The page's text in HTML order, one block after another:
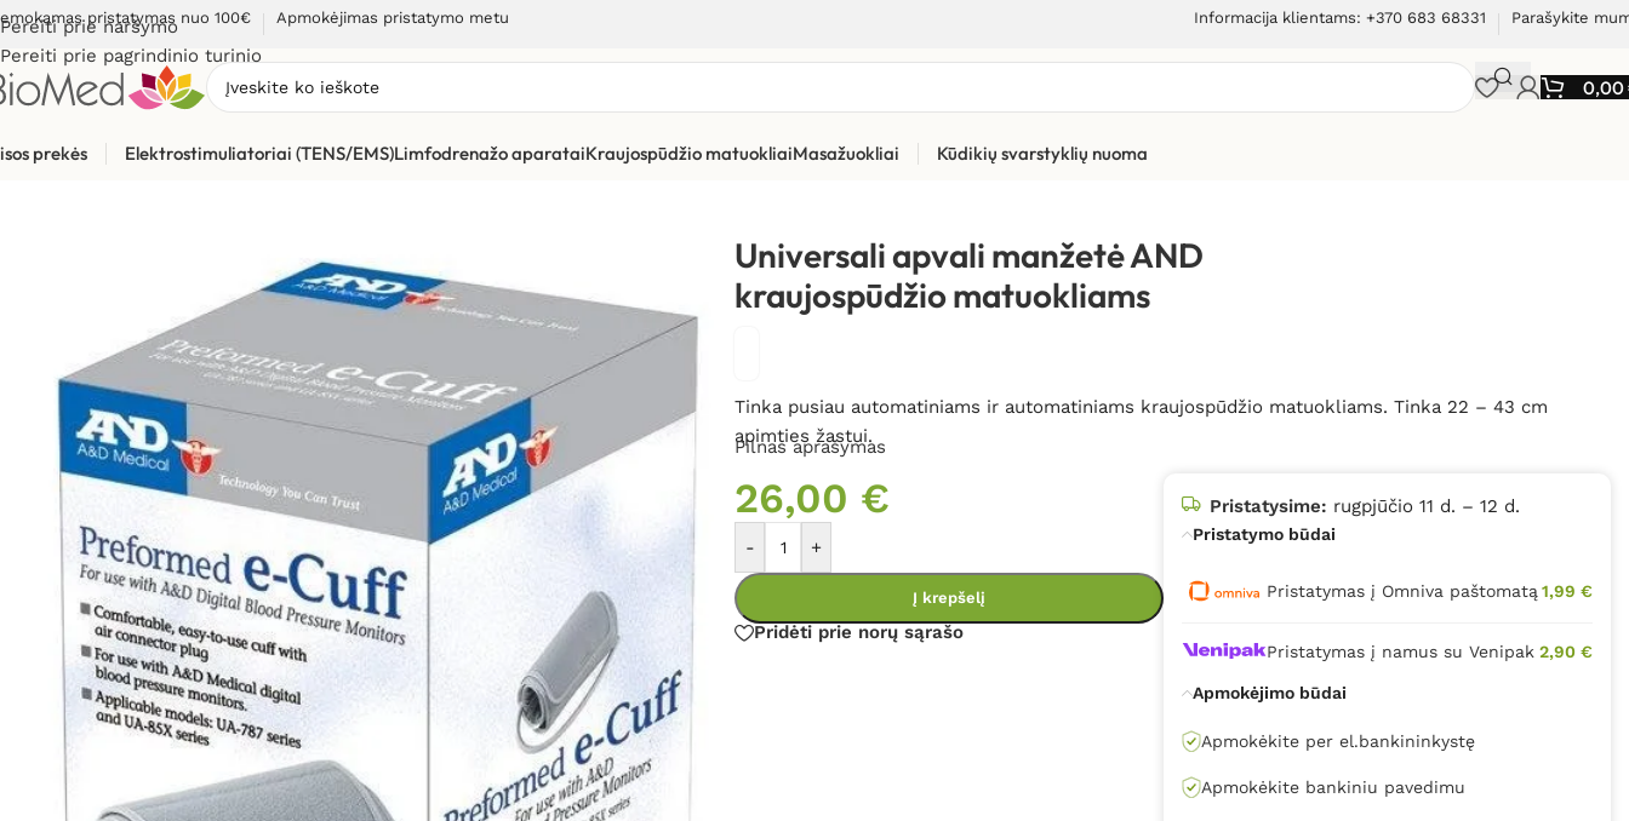
Pereiti prie naršymo
Pereiti prie pagrindinio turinio
pristatymas nuo 100€ Apmokėjimas pristatymo metu Informacija klientams: +370 683 68331 Parašykite
0,00
prekės Elektrostimuliatoriai (TENS/EMS)Limfodrenažo aparataiKraujospūdžio matuokliaiMasažuokliai Kūdikių svarstyklių nuoma
Sveikatos priežiūrai Universali apvali manžetė AND kraujospūdžio matuokliams
Universali apvali manžetė AND
kraujospūdžio matuokliams
Tinka pusiau automatiniams ir automatiniams kraujospūdžio matuokliams. Tinka 22 – 43 cm
apimties žastui.
Pilnas aprašymas
26,00 €
- +
Į krepšelį
Pridėti prie norų sąrašo
Pristatysime: rugpjūčio 11 d. – 12 d.
Pristatymo būdai
Pristatymas į Omniva paštomatą 1,99 €
Pristatymas į namus su Venipak 2,90 €
Apmokėjimo būdai
Apmokėkite per el.bankininkystę
Apmokėkite bankiniu pavedimu